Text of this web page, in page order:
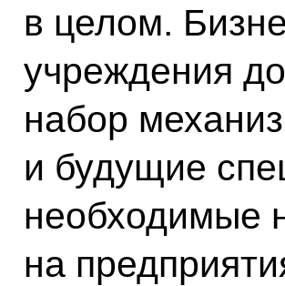
в целом.
учреждения
набор
и будущие
необходимые
на